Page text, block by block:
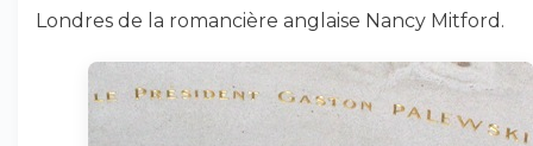
Londres de la romancière anglaise Nancy Mitford.